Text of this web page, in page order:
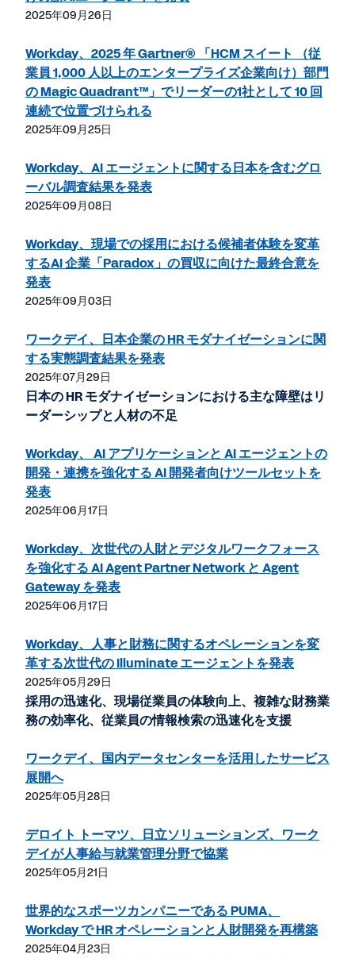
2025年09月26日
Workday、2025 年 Gartner® 「HCM スイート （従
業員 1,000 人以上のエンタープライズ企業向け）部門
の Magic Quadrant™」でリーダーの1社として 10 回
連続で位置づけられる
2025年09月25日
Workday、AI エージェントに関する日本を含むグロ
ーバル調査結果を発表
2025年09月08日
Workday、現場での採用における候補者体験を変革
するAI 企業「Paradox」の買収に向けた最終合意を
発表
2025年09月03日
ワークデイ、日本企業の HR モダナイゼーションに関
する実態調査結果を発表
2025年07月29日
日本の HR モダナイゼーションにおける主な障壁はリ
ーダーシップと人材の不足
Workday、 AI アプリケーションと AI エージェントの
開発・連携を強化する AI 開発者向けツールセットを
発表
2025年06月17日
Workday、次世代の人財とデジタルワークフォース
を強化する AI Agent Partner Network と Agent
Gateway を発表
2025年06月17日
Workday、人事と財務に関するオペレーションを変
革する次世代の Illuminate エージェントを発表
2025年05月29日
採用の迅速化、現場従業員の体験向上、複雑な財務業
務の効率化、従業員の情報検索の迅速化を支援
ワークデイ、国内データセンターを活用したサービス
展開へ
2025年05月28日
デロイト トーマツ、日立ソリューションズ、ワーク
デイが人事給与就業管理分野で協業
2025年05月21日
世界的なスポーツカンパニーである PUMA、
Workday で HR オペレーションと人財開発を再構築
2025年04月23日